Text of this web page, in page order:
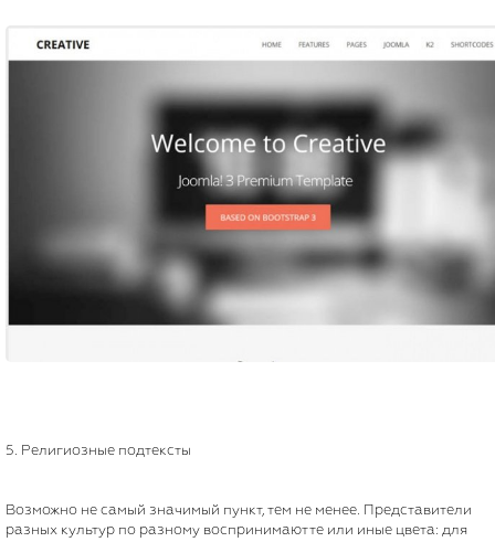
5. Религиозные подтексты
Возможно не самый значимый пункт, тем не менее. Представители
разных культур по разному воспринимают те или иные цвета: для